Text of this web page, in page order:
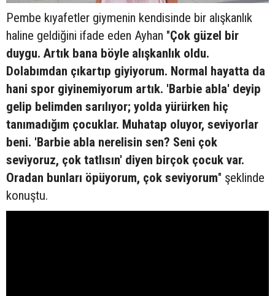
Pembe kıyafetler giymenin kendisinde bir alışkanlık
haline geldiğini ifade eden Ayhan "Çok güzel bir
duygu. Artık bana böyle alışkanlık oldu.
Dolabımdan çıkartıp giyiyorum. Normal hayatta da
hani spor giyinemiyorum artık. 'Barbie abla' deyip
gelip belimden sarılıyor; yolda yürürken hiç
tanımadığım çocuklar. Muhatap oluyor, seviyorlar
beni. 'Barbie abla nerelisin sen? Seni çok
seviyoruz, çok tatlısın' diyen birçok çocuk var.
Oradan bunları öpüyorum, çok seviyorum" şeklinde
konuştu.